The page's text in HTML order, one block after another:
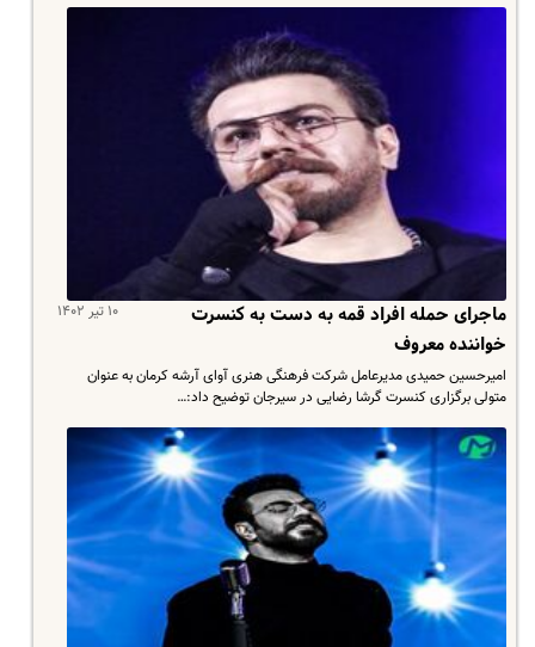
۱۰ تیر ۱۴۰۲
ماجرای حمله افراد قمه به دست به کنسرت
خواننده معروف
امیرحسین حمیدی مدیرعامل شرکت فرهنگی هنری آوای آرشه کرمان به عنوان
متولی برگزاری کنسرت گرشا رضایی در سیرجان توضیح داد:…